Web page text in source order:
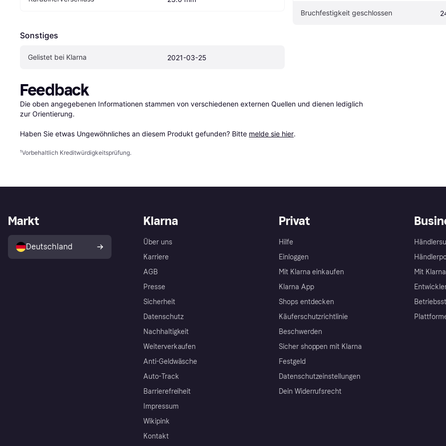
Sonstiges
Gelistet bei Klarna 2021-03-25
Bruchfestigkeit geschlossen
Feedback
Die oben angegebenen Informationen stammen von verschiedenen externen Quellen und dienen lediglich
zur Orientierung.
Haben Sie etwas Ungewöhnliches an diesem Produkt gefunden? Bitte melde sie hier.
¹Vorbehaltlich Kreditwürdigkeitsprüfung.
Klarna
Über uns
Karriere
AGB
Presse
Sicherheit
Datenschutz
Nachhaltigkeit
Weiterverkaufen
Anti-Geldwäsche
Auto-Track
Barrierefreiheit
Impressum
Wikipink
Kontakt
Privat
Hilfe
Einloggen
Mit Klarna einkaufen
Klarna App
Shops entdecken
Käuferschutzrichtlinie
Beschwerden
Sicher shoppen mit Klarna
Festgeld
Datenschutzeinstellungen
Dein Widerrufsrecht
Mit
Markt
Deutschland